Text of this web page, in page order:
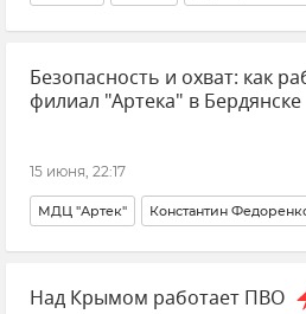
Новости Крыма Новости
Топливо Топливо в Крыму
Безопасность и охват: как
филиал "Артека" в Бердянске
15 июня, 22:17
МДЦ "Артек" Константин
Запорожская область Новости
Новости Крыма
Над Крымом работает ПВО